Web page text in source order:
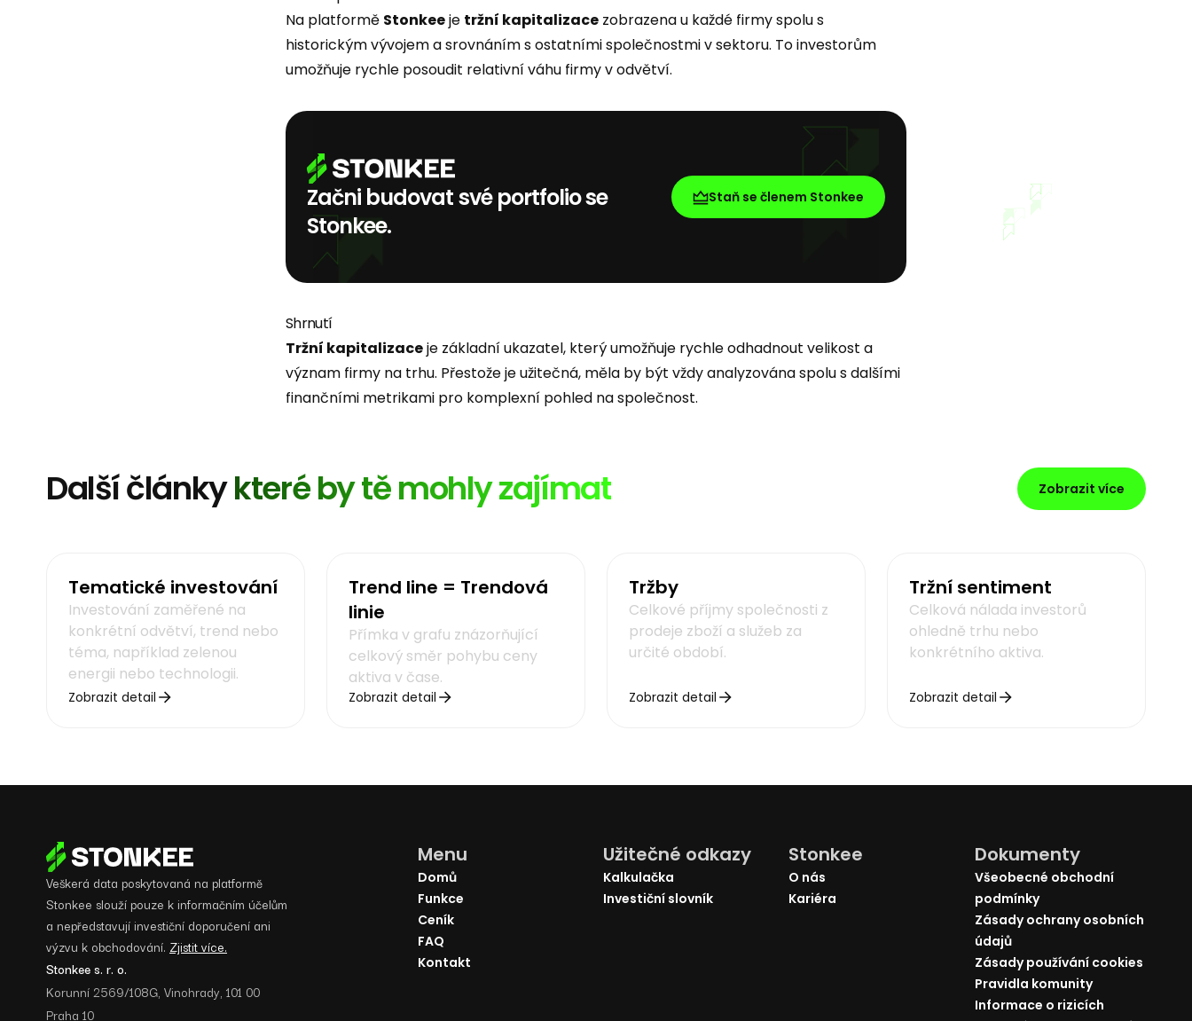
Na platformě Stonkeeje tržní kapitalizace zobrazena u každé firmy spolu s
historickým vývojem a srovnáním s ostatními společnostmi v sektoru. To investorům
umožňuje rychle posoudit relativní váhu firmy v odvětví.
Začni budovat své portfolio se
Stonkee.
Staň se členem Stonkee
Shrnutí
Tržní kapitalizaceje základní ukazatel, který umožňuje rychle odhadnout velikost a
význam firmy na trhu. Přestože je užitečná, měla by být vždy analyzována spolu s dalšími
finančními metrikami pro komplexní pohled na společnost.
Další článkykteré by tě mohly zajímat Zobrazit více
Tematické investování
Investování zaměřené na
konkrétní odvětví, trend nebo
téma, například zelenou
energii nebo technologii.
Zobrazit detail
Trend line = Trendová
linie
Přímka v grafu znázorňující
celkový směr pohybu ceny
aktiva v čase.
Zobrazit detail
Tržby
Celkové příjmy společnosti z
prodeje zboží a služeb za
určité období.
Zobrazit detail
Tržní sentiment
Celková nálada investorů
ohledně trhu nebo
konkrétního aktiva.
Zobrazit detail
Veškerá data poskytovaná na platformě
Stonkee slouží pouze k informačním účelům
a nepředstavují investiční doporučení ani
výzvu k obchodování. Zjistit více.
Stonkee s. r. o.
Korunní 2569/108G, Vinohrady, 101 00
Praha 10
Menu
Domů
Funkce
Ceník
FAQ
Kontakt
Užitečné odkazy
Kalkulačka
Investiční slovník
Stonkee
O nás
Kariéra
Dokumenty
Všeobecné obchodní
podmínky
Zásady ochrany osobních
údajů
Zásady používání cookies
Pravidla komunity
Informace o rizicích